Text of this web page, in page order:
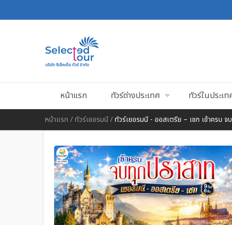
หน้าแรก ทัวร์ต่างประเทศ ทัวร์ในประเท
หน้าแรก /ทัวร์เยอรมนี/ทัวร์เยอรมนี - ออสเตรีย – เชก เข้าครบ